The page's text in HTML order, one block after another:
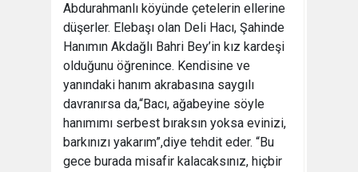
Abdurahmanlı köyünde çetelerin ellerine
düşerler. Elebaşı olan Deli Hacı, Şahinde
Hanımın Akdağlı Bahri Bey’in kız kardeşi
olduğunu öğrenince. Kendisine ve
yanındaki hanım akrabasına saygılı
davranırsa da,“Bacı, ağabeyine söyle
hanımımı serbest bıraksın yoksa evinizi,
barkınızı yakarım”,diye tehdit eder. “Bu
gece burada misafir kalacaksınız, hiçbir